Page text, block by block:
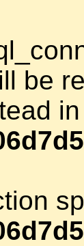
be
in